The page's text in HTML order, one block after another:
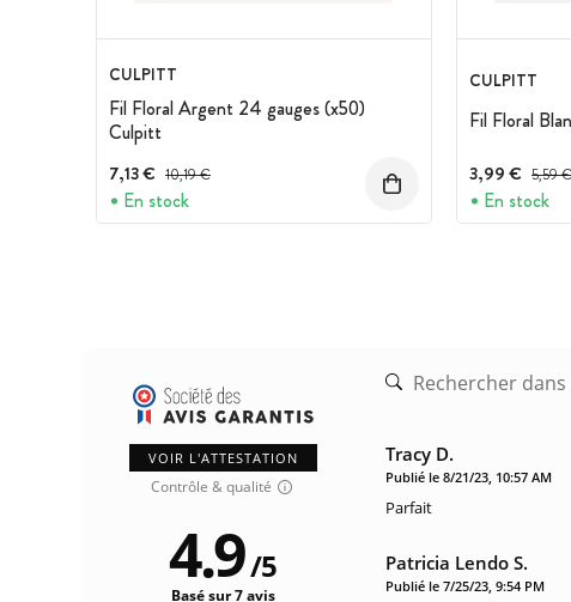
CULPITT
Fil Floral Argent 24 gauges (x50)
Culpitt
7,13 € Prix avant réduction :
10,19 €
En stock
CULPITT
Fil Floral
3,99 € Prix
5,59 €
En stock
VOIR L'ATTESTATION
Contrôle & qualité
4.9/5
Basé sur 7 avis
Tracy D.
Publié le 8/21/23, 10:57 AM
Parfait
Patricia Lendo S.
Publié le 7/25/23, 9:54 PM